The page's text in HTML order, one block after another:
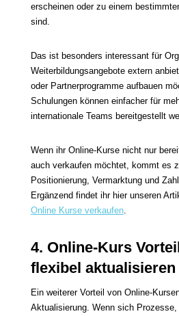
erscheinen oder zu einem
sind.
Das ist besonders interessant für
Weiterbildungsangebote extern
oder Partnerprogramme aufbauen
Schulungen können einfacher für
internationale Teams bereitgestellt
Wenn ihr Online-Kurse nicht nur
auch verkaufen möchtet, kommt es
Positionierung, Vermarktung und
Ergänzend findet ihr hier unseren
Online Kurse verkaufen.
4. Online-Kurs
flexibel aktualisieren
Ein weiterer Vorteil von Online-
Aktualisierung. Wenn sich Prozesse,